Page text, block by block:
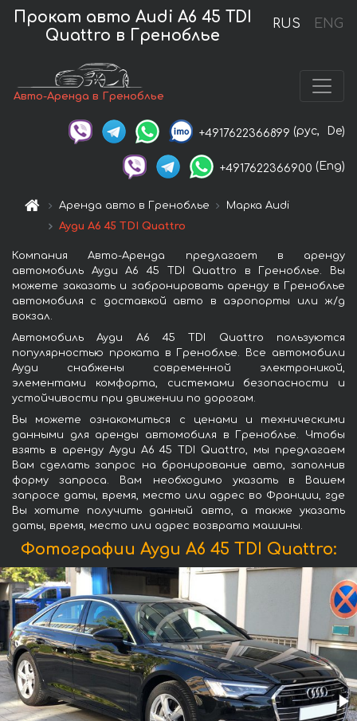
RUS ENG
Прокат авто Audi A6 45 TDI
Quattro в Греноблье
Авто-Аренда в Греноблье
+4917622366899 (рус, De)
+4917622366900 (Eng)
Аренда авто в Греноблье
Марка Audi
Ауди A6 45 TDI Quattro
Компания Авто-Аренда предлагает в аренду
автомобиль Ауди A6 45 TDI Quattro в Греноблье. Вы
можете заказать и забронировать аренду в Греноблье
автомобиля с доставкой авто в аэропорты или ж/д
вокзал.
Автомобиль Ауди A6 45 TDI Quattro пользуются
популярностью проката в Греноблье. Все автомобили
Ауди снабжены современной электроникой,
элементами комфорта, системами безопасности и
устойчивости при движении по дорогам.
Вы можете ознакомиться с ценами и техническими
данными для аренды автомобиля в Греноблье. Чтобы
взять в аренду Ауди A6 45 TDI Quattro, мы предлагаем
Вам сделать запрос на бронирование авто, заполнив
форму запроса. Вам необходимо указать в Вашем
запросе даты, время, место или адрес во Франции, где
Вы хотите получить данный авто, а также указать
даты, время, место или адрес возврата машины.
Фотографии Ауди A6 45 TDI Quattro: